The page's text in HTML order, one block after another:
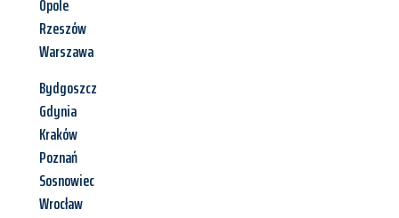
Opole
Rzeszów
Warszawa
Bydgoszcz
Gdynia
Kraków
Poznań
Sosnowiec
Wrocław